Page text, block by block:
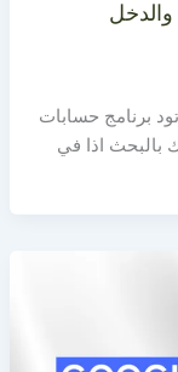
والدخل
برنامج حسابات
بالبحث اذا في